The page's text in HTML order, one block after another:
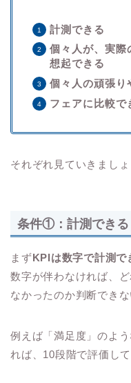
計測できる
個々人が、実際
想起できる
個々人の頑張り
フェアに比較で
それぞれ見ていきましょ
条件①：計測できる
まずKPIは数字で計測で
数字が伴わなければ、
なかったのか判断できな
例えば「満足度」のよ
れば、10段階で評価し